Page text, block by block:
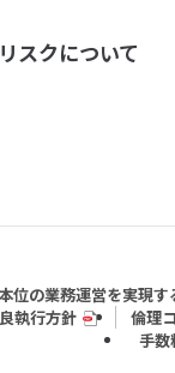
スクについて
位の業務運営を実現
執行方針
倫理
手数